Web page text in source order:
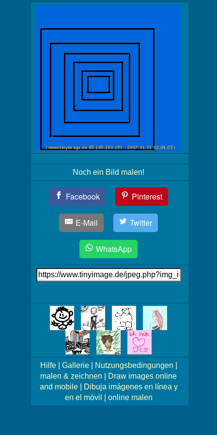
Noch ein Bild malen!
Facebook Pinterest
E-Mail Twitter
WhatsApp
Link
auf's
Bilder!
Hilfe| Gallerie| Nutzungsbedingungen
malen & zeichnen
Draw images online
and mobile|
Dibuja imágenes en línea y
en el móvil
online malen